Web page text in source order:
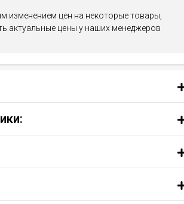
изменением цен на некоторые товары,
актуальные цены у наших менеджеров